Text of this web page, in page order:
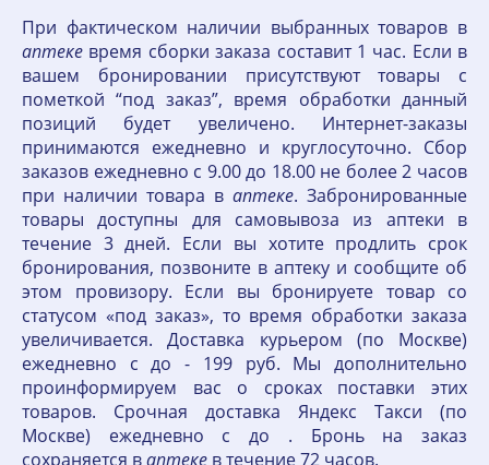
При фактическом наличии выбранных товаров в
аптеке время сборки заказа составит 1 час. Если в
вашем бронировании присутствуют товары с
пометкой “под заказ”, время обработки данный
позиций будет увеличено. Интернет-заказы
принимаются ежедневно и круглосуточно. Сбор
заказов ежедневно с 9.00 до 18.00 не более 2 часов
при наличии товара в аптеке. Забронированные
товары доступны для самовывоза из аптеки в
течение 3 дней. Если вы хотите продлить срок
бронирования, позвоните в аптеку и сообщите об
этом провизору. Если вы бронируете товар со
статусом «под заказ», то время обработки заказа
увеличивается. Доставка курьером (по Москве)
ежедневно с до - 199 руб. Мы дополнительно
проинформируем вас о сроках поставки этих
товаров. Срочная доставка Яндекс Такси (по
Москве) ежедневно с до . Бронь на заказ
сохраняется ваптеке в течение 72 часов.